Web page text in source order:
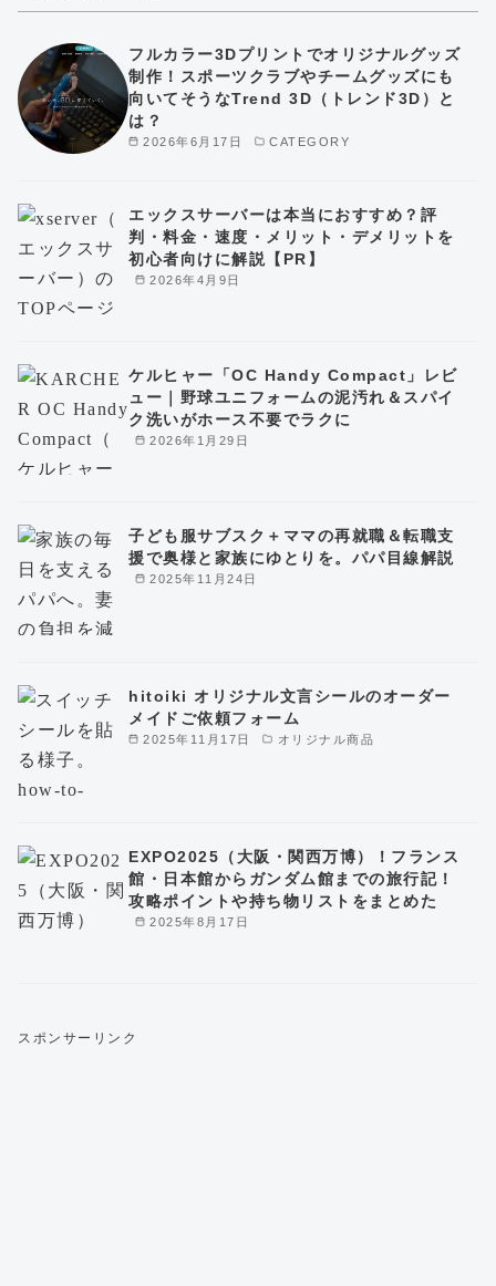
2026年6月17日 CATEGORY
フルカラー3Dプリントでオリジナルグッズ
制作！スポーツクラブやチームグッズにも
向いてそうなTrend 3D（トレンド3D）と
は？
2026年4月9日
エックスサーバーは本当におすすめ？評
判・料金・速度・メリット・デメリットを
初心者向けに解説【PR】
2026年1月29日
ケルヒャー「OC Handy Compact」レビ
ュー｜野球ユニフォームの泥汚れ＆スパイ
ク洗いがホース不要でラクに
2025年11月24日
子ども服サブスク＋ママの再就職＆転職支
援で奥様と家族にゆとりを。パパ目線解説
2025年11月17日 オリジナル商品
hitoiki オリジナル文言シールのオーダー
メイドご依頼フォーム
2025年8月17日
EXPO2025（大阪・関西万博）！フランス
館・日本館からガンダム館までの旅行記！
攻略ポイントや持ち物リストをまとめた
スポンサーリンク